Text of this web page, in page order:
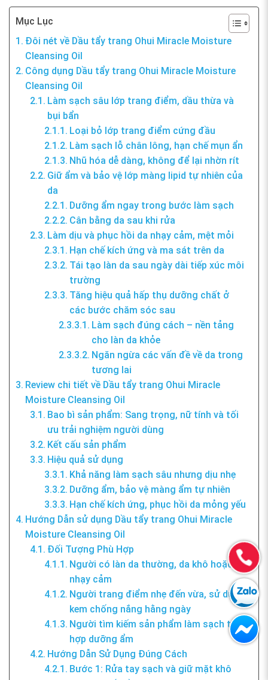
Mục Lục
Đôi nét về Dầu tẩy trang Ohui Miracle Moisture
Cleansing Oil
Công dụng Dầu tẩy trang Ohui Miracle Moisture
Cleansing Oil
Làm sạch sâu lớp trang điểm, dầu thừa và
bụi bẩn
Loại bỏ lớp trang điểm cứng đầu
Làm sạch lỗ chân lông, hạn chế mụn ẩn
Nhũ hóa dễ dàng, không để lại nhờn rít
Giữ ẩm và bảo vệ lớp màng lipid tự nhiên của
da
Dưỡng ẩm ngay trong bước làm sạch
Cân bằng da sau khi rửa
Làm dịu và phục hồi da nhạy cảm, mệt mỏi
Hạn chế kích ứng và ma sát trên da
Tái tạo làn da sau ngày dài tiếp xúc môi
trường
Tăng hiệu quả hấp thụ dưỡng chất ở
các bước chăm sóc sau
Làm sạch đúng cách – nền tảng
cho làn da khỏe
Ngăn ngừa các vấn đề về da trong
tương lai
Review chi tiết về Dầu tẩy trang Ohui Miracle
Moisture Cleansing Oil
Bao bì sản phẩm: Sang trọng, nữ tính và tối
ưu trải nghiệm người dùng
Kết cấu sản phẩm
Hiệu quả sử dụng
Khả năng làm sạch sâu nhưng dịu nhẹ
Dưỡng ẩm, bảo vệ màng ẩm tự nhiên
Hạn chế kích ứng, phục hồi da mỏng yếu
Hướng Dẫn sử dụng Dầu tẩy trang Ohui Miracle
Moisture Cleansing Oil
Đối Tượng Phù Hợp
Người có làn da thường, da khô hoặc da
nhạy cảm
Người trang điểm nhẹ đến vừa, sử dụng
kem chống nắng hằng ngày
Người tìm kiếm sản phẩm làm sạch tích
hợp dưỡng ẩm
Hướng Dẫn Sử Dụng Đúng Cách
Bước 1: Rửa tay sạch và giữ mặt khô